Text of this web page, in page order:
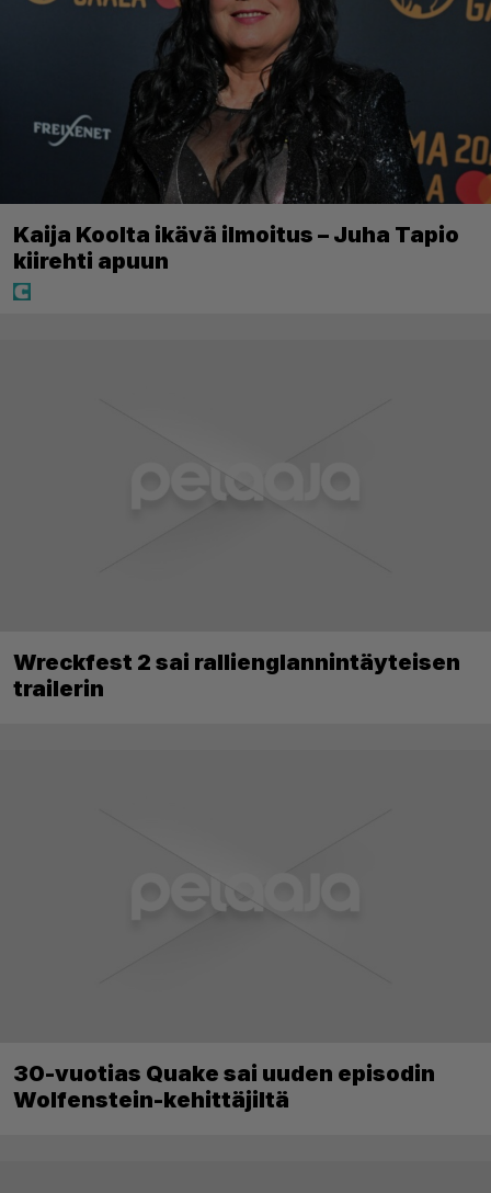
Kaija Koolta ikävä ilmoitus – Juha Tapio
kiirehti apuun
Wreckfest 2 sai rallienglannintäyteisen
trailerin
30-vuotias Quake sai uuden episodin
Wolfenstein-kehittäjiltä